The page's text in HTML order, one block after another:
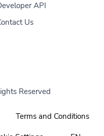
API
Us
Reserved
Terms and Conditions